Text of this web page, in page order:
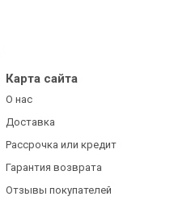
Карта сайта
О нас
Доставка
Рассрочка или кредит
Гарантия возврата
Отзывы покупателей